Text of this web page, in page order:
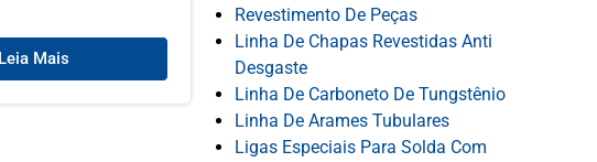
Leia Mais
Revestimento De Peças
Linha De Chapas Revestidas Anti
Desgaste
Linha De Carboneto De Tungstênio
Linha De Arames Tubulares
Ligas Especiais Para Solda Com